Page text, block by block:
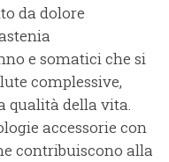
da dolore
e somatici che si
complessive,
qualità della vita.
accessorie con
contribuiscono alla